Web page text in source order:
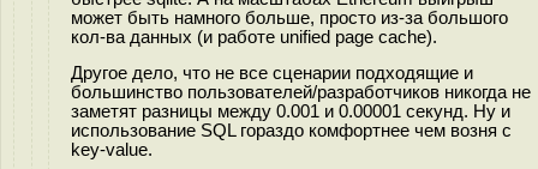
может быть намного больше, просто из-за большого
кол-ва данных (и работе unified page cache).
Другое дело, что не все сценарии подходящие и
большинство пользователей/разработчиков никогда не
заметят разницы между 0.001 и 0.00001 секунд. Ну и
использование SQL гораздо комфортнее чем возня с
key-value.